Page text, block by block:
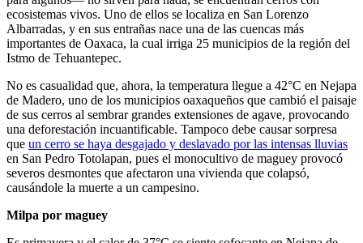
ecosistemas vivos. Uno de ellos se localiza en San Lorenzo
Albarradas, y en sus entrañas nace una de las cuencas más
importantes de Oaxaca, la cual irriga 25 municipios de la región del
Istmo de Tehuantepec.
No es casualidad que, ahora, la temperatura llegue a 42°C en Nejapa
de Madero, uno de los municipios oaxaqueños que cambió el paisaje
de sus cerros al sembrar grandes extensiones de agave, provocando
una deforestación incuantificable. Tampoco debe causar sorpresa
que un cerro se haya desgajado y deslavado por las intensas lluvias
en San Pedro Totolapan, pues el monocultivo de maguey provocó
severos desmontes que afectaron una vivienda que colapsó,
causándole la muerte a un campesino.
Milpa por maguey